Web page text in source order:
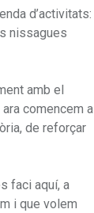
d’activitats:
nissagues
amb el
comencem a
de reforçar
faci aquí, a
i que volem